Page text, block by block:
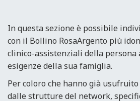
In questa sezione è possibile
con il Bollino RosaArgento più
clinico-assistenziali della persona
esigenze della sua famiglia.
Per coloro che hanno già
dalle strutture del network,